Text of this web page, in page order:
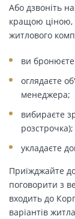
Або дзвоніть
кращою ціною,
житлового
ви
оглядаєте
менеджера;
вибираєте
розстрочка);
укладаєте
Приїжджайте
поговорити з
входить до
варіантів